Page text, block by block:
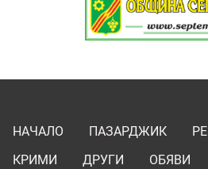
НАЧАЛО ПАЗАРДЖИК
КРИМИ
ДРУГИ ОБЯВИ